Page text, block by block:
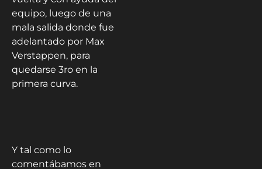
equipo, luego de una
mala salida donde fue
adelantado por Max
Verstappen, para
quedarse 3ro en la
primera curva.